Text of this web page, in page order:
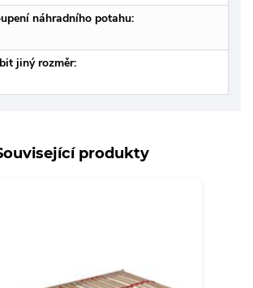
náhradního potahu:
jiný rozměr:
produkty